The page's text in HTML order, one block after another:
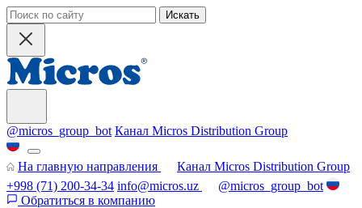
Искать
@micros_group_bot Канал Micros Distribution Group
На главную направления
Канал Micros Distribution Group
+998 (71) 200-34-34 info@micros.uz
@micros_group_bot
Обратиться в компанию